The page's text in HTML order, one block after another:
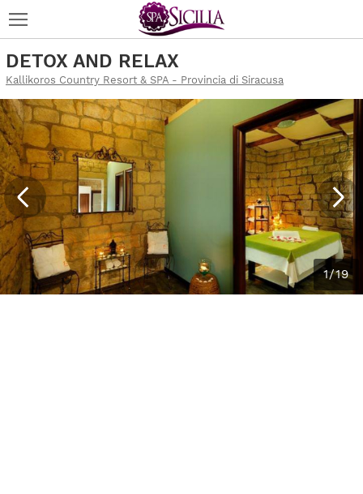
DETOX AND RELAX
Kallikoros Country Resort & SPA - Provincia di Siracusa
1/19